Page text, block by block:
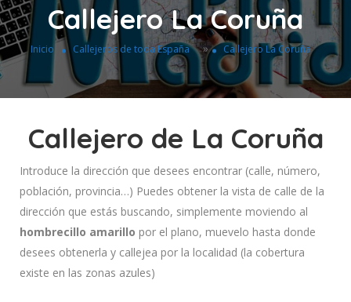
Callejero La Coruña
Inicio Callejeros de toda España » Callejero La Coruña
Callejero de La Coruña
Introduce la dirección que desees encontrar (calle, número,
población, provincia…) Puedes obtener la vista de calle de la
dirección que estás buscando, simplemente moviendo al
hombrecillo amarillo por el plano, muevelo hasta donde
desees obtenerla y callejea por la localidad (la cobertura
existe en las zonas azules)